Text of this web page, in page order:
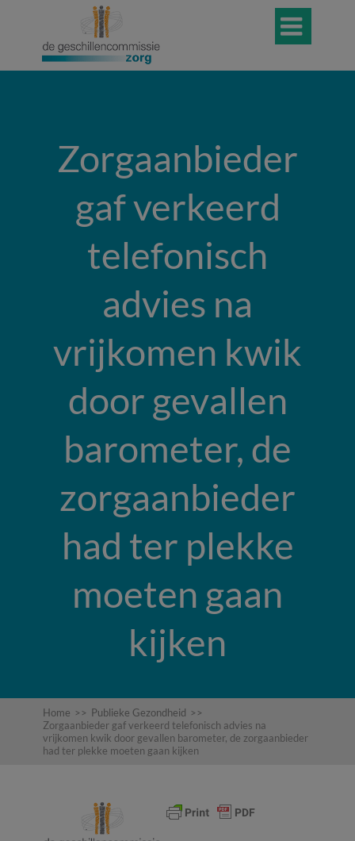

Zorgaanbieder
gaf verkeerd
telefonisch
advies na
vrijkomen kwik
door gevallen
barometer, de
zorgaanbieder
had ter plekke
moeten gaan
kijken
Home >> Publieke Gezondheid >>
Zorgaanbieder gaf verkeerd telefonisch advies na
vrijkomen kwik door gevallen barometer, de zorgaanbieder
had ter plekke moeten gaan kijken